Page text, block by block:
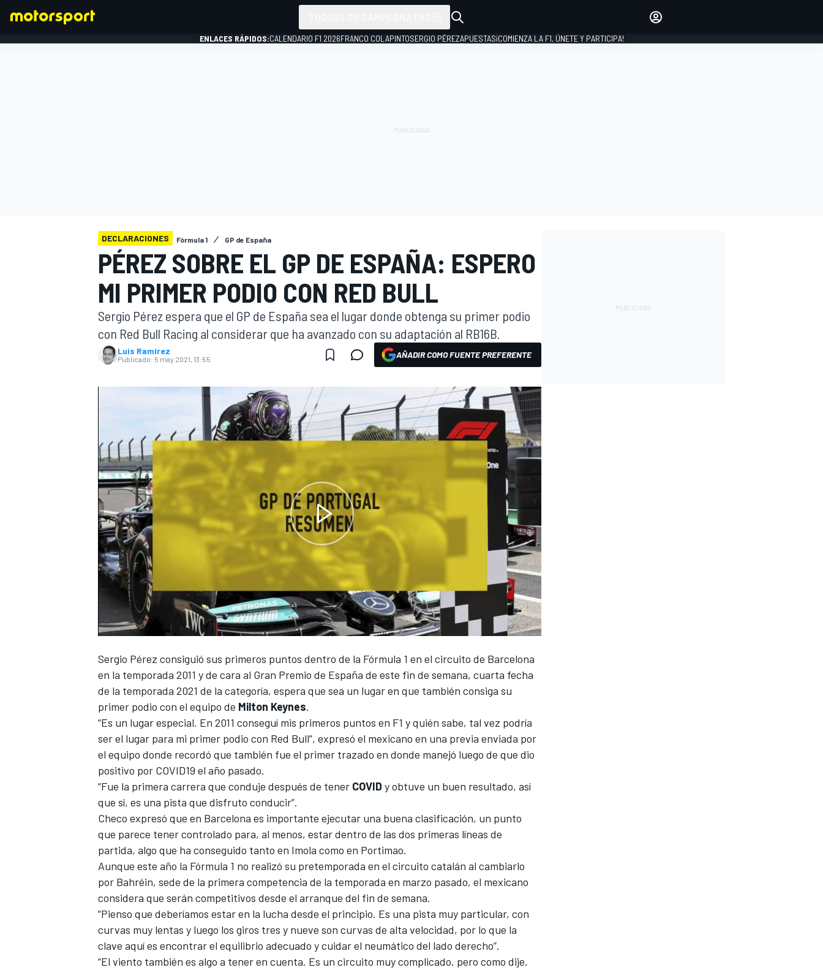
INDYCAR
MOTOGP
NASCAR CUP
FÓRMULA E
INICIAR SESIÓN
ENLACES RÁPIDOS:CALENDARIO F1 2026FRANCO COLAPINTOSERGIO PÉREZAPUESTAS¡COMIENZA LA F1, ÚNETE Y PARTICIPA!
DECLARACIONES Fórmula 1 GP de España
PÉREZ SOBRE EL GP DE ESPAÑA: ESPERO
MI PRIMER PODIO CON RED BULL
Sergio Pérez espera que el GP de España sea el lugar donde obtenga su primer podio
con Red Bull Racing al considerar que ha avanzado con su adaptación al RB16B.
Luis Ramírez
Publicado: 5 may 2021, 13:55 AÑADIR COMO FUENTE PREFERENTE
00:01 00:00
The manifest download timed out
(NETWORK_MANIFEST_DOWNLOAD_TIMEOUT)
Sergio Pérez consiguió sus primeros puntos dentro de la Fórmula 1 en el circuito de Barcelona
en la temporada 2011 y de cara al Gran Premio de España de este fin de semana, cuarta fecha
de la temporada 2021 de la categoría, espera que sea un lugar en que también consiga su
primer podio con el equipo de Milton Keynes.
“Es un lugar especial. En 2011 conseguí mis primeros puntos en F1 y quién sabe, tal vez podría
ser el lugar para mi primer podio con Red Bull”, expresó el mexicano en una previa enviada por
el equipo donde recordó que también fue el primer trazado en donde manejó luego de que dio
positivo por COVID19 el año pasado.
“Fue la primera carrera que conduje después de tener COVID y obtuve un buen resultado, así
que sí, es una pista que disfruto conducir”.
Checo expresó que en Barcelona es importante ejecutar una buena clasificación, un punto
que parece tener controlado para, al menos, estar dentro de las dos primeras líneas de
partida, algo que ha conseguido tanto en Imola como en Portimao.
Aunque este año la Fórmula 1 no realizó su pretemporada en el circuito catalán al cambiarlo
por Bahréin, sede de la primera competencia de la temporada en marzo pasado, el mexicano
considera que serán competitivos desde el arranque del fin de semana.
“Pienso que deberíamos estar en la lucha desde el principio. Es una pista muy particular, con
curvas muy lentas y luego los giros tres y nueve son curvas de alta velocidad, por lo que la
clave aquí es encontrar el equilibrio adecuado y cuidar el neumático del lado derecho”.
“El viento también es algo a tener en cuenta. Es un circuito muy complicado, pero como dije,